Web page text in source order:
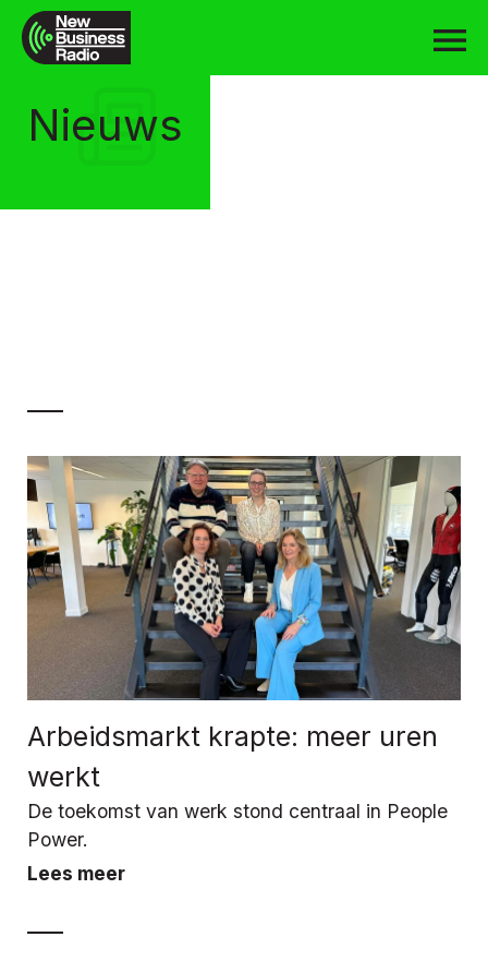
Nieuws
Arbeidsmarkt krapte: meer uren
werkt
De toekomst van werk stond centraal in People
Power.
Lees meer